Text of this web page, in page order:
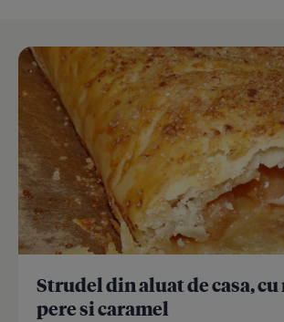
Strudel din aluat de casa, cu
pere si caramel